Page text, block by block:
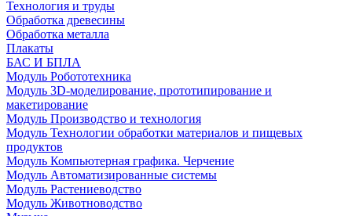
Технология и труды
Обработка древесины
Обработка металла
Плакаты
БАС И БПЛА
Модуль Робототехника
Модуль 3D-моделирование, прототипирование и
макетирование
Модуль Производство и технология
Модуль Технологии обработки материалов и пищевых
продуктов
Модуль Компьютерная графика. Черчение
Модуль Автоматизированные системы
Модуль Растениеводство
Модуль Животноводство